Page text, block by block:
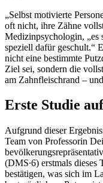
„Selbst motivierte
oft nicht, ihre Zähne
Medizinpsychologin, „es
speziell dafür geschult.“
nicht eine bestimmte
Ziel sei, sondern die
am Zahnfleischrand –
Erste Studie
Aufgrund dieser
Team von Professorin
(DMS∙6) erstmals dieses
bestätigen, was sich im